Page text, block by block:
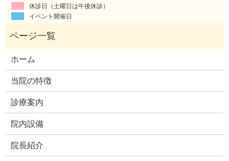
休診日（土曜日は午後休診）
イベント開催日
ホーム
当院の特徴
診療案内
院内設備
院長紹介